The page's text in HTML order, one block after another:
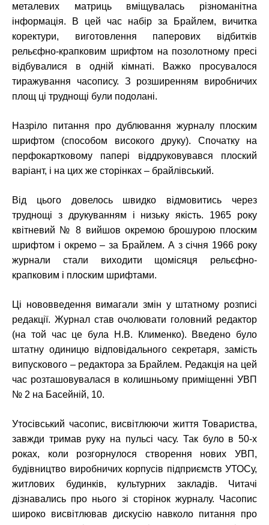
металевих матриць вміщувалась різноманітна
інформація. В цей час набір за Брайлем, вичитка
коректури, виготовлення паперових відбитків
рельєфно-крапковим шрифтом на позолотному пресі
відбувалися в одній кімнаті. Важко просувалося
тиражування часопису. З розширенням виробничих
площ ці труднощі були подолані.
Назріло питання про дублювання журналу плоским
шрифтом (способом високого друку). Спочатку на
перфокартковому папері віддруковувався плоский
варіант, і на цих же сторінках – брайлівський.
Від цього довелось швидко відмовитись через
труднощі з друкуванням і низьку якість. 1965 року
квітневий № 8 вийшов окремою брошурою плоским
шрифтом і окремо – за Брайлем. А з січня 1966 року
журнали стали виходити щомісяця рельєфно-
крапковим і плоским шрифтами.
Ці нововведення вимагали змін у штатному розписі
редакції. Журнал став очолювати головний редактор
(на той час це була Н.В. Клименко). Введено було
штатну одиницю відповідального секретаря, замість
випускового – редактора за Брайлем. Редакція на цей
час розташовувалася в колишньому приміщенні УВП
№ 2 на Басейній, 10.
Утосівський часопис, висвітлюючи життя Товариства,
завжди тримав руку на пульсі часу. Так було в 50-х
роках, коли розгорнулося створення нових УВП,
будівництво виробничих корпусів підприємств УТОСу,
житлових будинків, культурних закладів. Читачі
дізнавались про нього зі сторінок журналу. Часопис
широко висвітлював дискусію навколо питання про